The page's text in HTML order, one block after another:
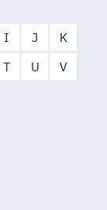
I J
K
T U
V